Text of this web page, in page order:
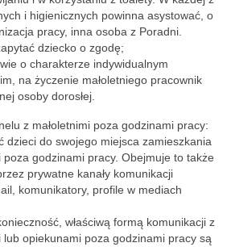
i higienicznych powinna asystować, o
pracy, inna osoba z Poradni.
dziecko o zgodę;
o charakterze indywidualnym
na życzenie małoletniego pracownik
osoby dorosłej.
z małoletnimi poza godzinami pracy:
dzieci do swojego miejsca zamieszkania
godzinami pracy. Obejmuje to także
prywatne kanały komunikacji
komunikatory, profile w mediach
właściwą formą komunikacji z
opiekunami poza godzinami pracy są